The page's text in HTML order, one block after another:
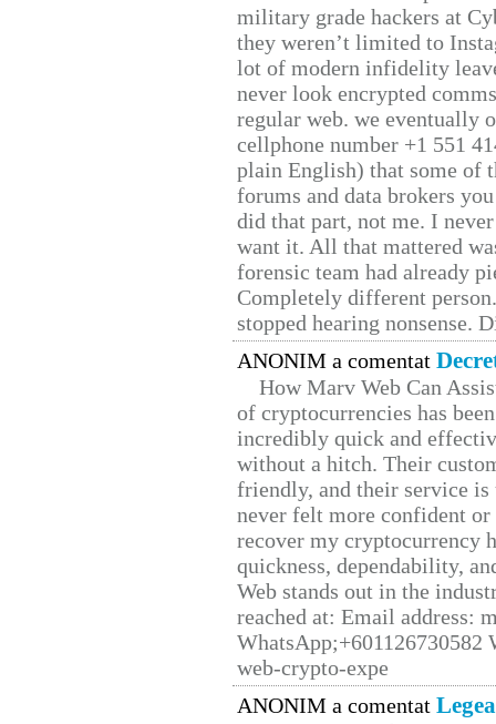
military grade hackers at
they weren’t limited to
lot of modern infidelity
never look encrypted
regular web. we eventually
cellphone number +1 551
plain English) that some of
forums and data brokers
did that part, not me. I
want it. All that mattered
forensic team had already
Completely different
stopped hearing nonsense.
ANONIM a comentat
How Marv Web Can
of cryptocurrencies has
incredibly quick and
without a hitch. Their
friendly, and their service
never felt more confident
recover my cryptocurrency
quickness, dependability,
Web stands out in the
reached at: Email address:
web-crypto-expe
ANONIM a comentat